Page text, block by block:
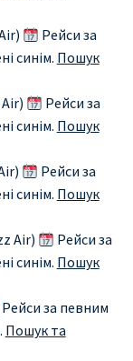
Рейси за
синім. Пошук
Рейси за
синім. Пошук
Рейси за
синім. Пошук
Air)
Рейси за
синім. Пошук
Рейси за певним
Пошук та